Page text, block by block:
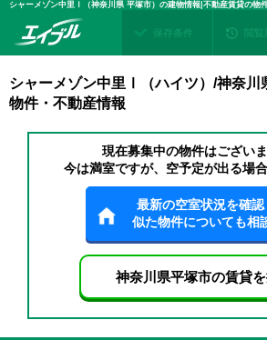
シャーメゾン中里Ⅰ（神奈川県 平塚市）の建物情報|不動産賃貸の物
保存条件 閲
シャーメゾン中里Ⅰ（ハイツ）/神奈川
物件・不動産情報
現在募集中の物件はございま
今は満室ですが、空予定が出る場合
最新の空室状況を確認
似た物件についても相
神奈川県平塚市の賃貸